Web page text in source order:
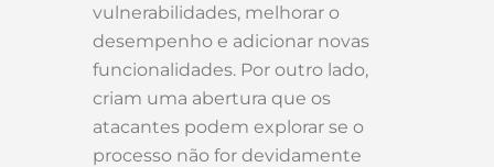
vulnerabilidades, melhorar o
desempenho e adicionar novas
funcionalidades. Por outro lado,
criam uma abertura que os
atacantes podem explorar se o
processo não for devidamente